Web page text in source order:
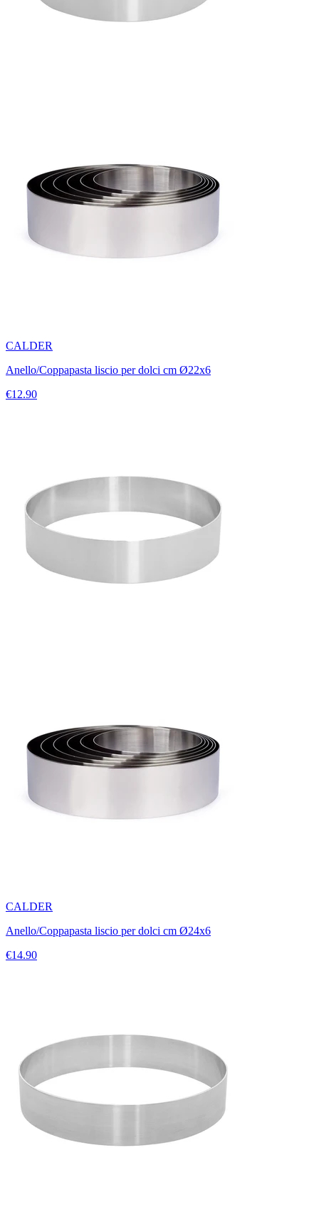
CALDER
Anello/Coppapasta liscio per dolci cm Ø22x6
€12.90
CALDER
Anello/Coppapasta liscio per dolci cm Ø24x6
€14.90